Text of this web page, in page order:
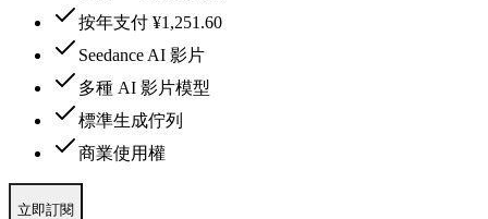
按年支付 ¥1,251.60
Seedance AI 影片
多種 AI 影片模型
標準生成佇列
商業使用權
立即訂閱